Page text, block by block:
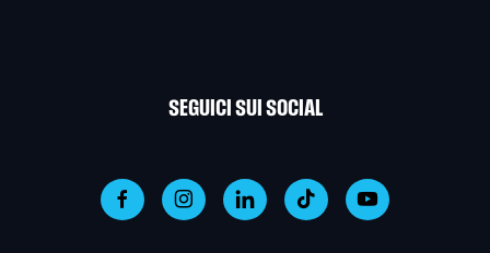
SEGUICI SUI SOCIAL